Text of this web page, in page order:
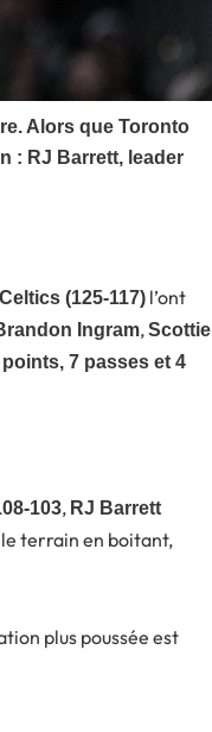
Alors que Toronto
: RJ Barrett, leader
Celtics (125-117) l’ont
Ingram,Scottie
points, 7 passes et 4
103, RJ Barrett
le terrain en boitant,
plus poussée est